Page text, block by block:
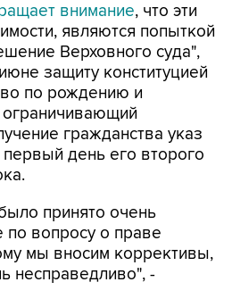
внимание, что эти
являются попыткой
Верховного суда",
защиту конституцией
по рождению и
гражданства указ
день его второго
принято очень
вопросу о праве
мы вносим коррективы,
несправедливо", -